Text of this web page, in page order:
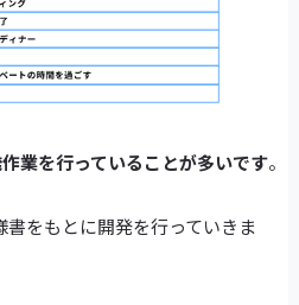
業を行っていることが多いです。
をもとに開発を行っていきま